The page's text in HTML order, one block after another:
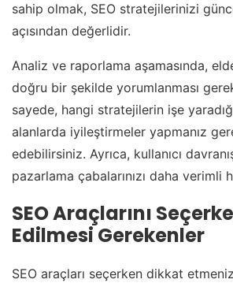
sahip olmak, SEO stratejilerinizi
açısından değerlidir.
Analiz ve raporlama aşamasında,
doğru bir şekilde yorumlanması
sayede, hangi stratejilerin işe
alanlarda iyileştirmeler yapmanız
edebilirsiniz. Ayrıca, kullanıcı
pazarlama çabalarınızı daha verimli
SEO Araçlarını
Edilmesi Gerekenler
SEO araçları seçerken dikkat